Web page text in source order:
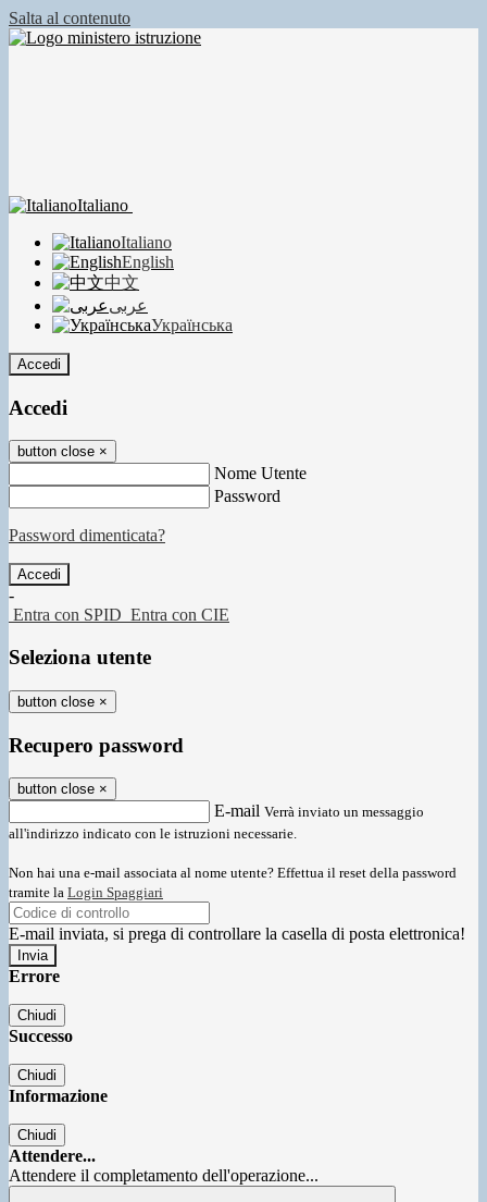
Salta al contenuto
Italiano
Italiano
English
中文
عربى
Українська
Accedi
Accedi
button close ×
Nome Utente
Password
Password dimenticata?
-
Entra con SPID Entra con CIE
Seleziona utente
button close ×
Recupero password
button close ×
E-mail Verrà inviato un messaggio
all'indirizzo indicato con le istruzioni necessarie.
Non hai una e-mail associata al nome utente? Effettua il reset della password
tramite la Login Spaggiari
E-mail inviata, si prega di controllare la casella di posta elettronica!
Errore
Chiudi
Successo
Chiudi
Informazione
Chiudi
Attendere...
Attendere il completamento dell'operazione...